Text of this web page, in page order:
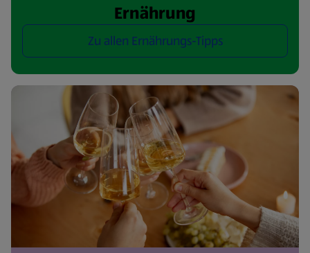
Ernährung
Zu allen Ernährungs-Tipps